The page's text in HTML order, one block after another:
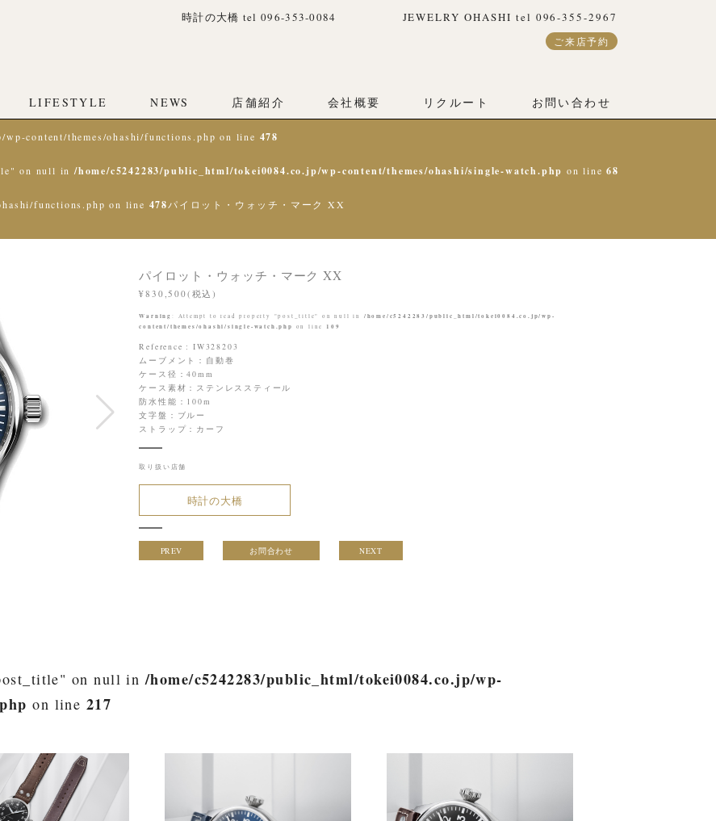
時計の大橋 tel 096-353-0084 JEWELRY OHASHI tel 096-355-2967
ご来店予約
LIFESTYLE NEWS 店舗紹介 会社概要 リクルート お問い合わせ
content/themes/ohashi/functions.php on line 478
on null in/home/c5242283/public_html/tokei0084.co.jp/wp-content/themes/ohashi/single-watch.php on line68
functions.php on line 478パイロット・ウォッチ・マーク XX
パイロット・ウォッチ・マーク XX
¥830,500(税込)
Warning: Attempt to read property "post_title" on null in /home/c5242283/public_html/tokei0084.co.jp/wp-
content/themes/ohashi/single-watch.php
on line 109
Reference : IW328203
ムーブメント：自動巻
ケース径：40mm
ケース素材：ステンレススティール
防水性能：100m
文字盤：ブルー
ストラップ：カーフ
取り扱い店舗
時計の大橋
PREV お問合わせ NEXT
on null in/home/c5242283/public_html/tokei0084.co.jp/wp-
on line 217